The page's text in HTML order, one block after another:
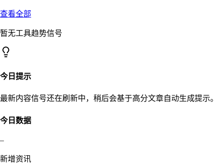
查看全部
暂无工具趋势信号
今日提示
最新内容信号还在刷新中，稍后会基于高分文章自动生成提示。
今日数据
–
新增资讯